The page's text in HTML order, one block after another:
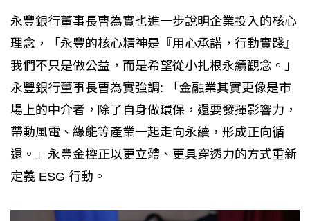
永豐銀行董事長曹為實也進一步說明企業投入的核心
理念，「永豐的核心精神是『用心承諾，行動實踐』
我們不只是做公益，而是希望從小扎根永續觀念。」
永豐銀行董事長曹為實強調: 「金融業其實更像是市
場上的中介者，除了自身做環保，還要發揮影響力，
帶動風電、綠能等產業一起走向永續，形成正向循
還。」永豐金控正以更立體、更具穿透力的方式重新
定義 ESG 行動。